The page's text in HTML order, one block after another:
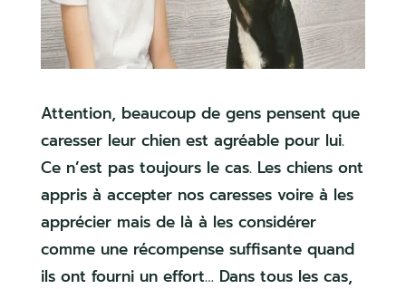
Attention, beaucoup de gens pensent que
caresser leur chien est agréable pour lui.
Ce n’est pas toujours le cas. Les chiens ont
appris à accepter nos caresses voire à les
apprécier mais de là à les considérer
comme une récompense suffisante quand
ils ont fourni un effort… Dans tous les cas,